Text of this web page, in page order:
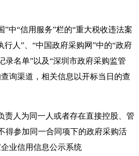
”中“信用服务”栏的“重大税收违法案
行人”、“中国政府采购网”中的“政府
录名单”以及“深圳市政府采购监管
询渠道，相关信息以开标当日的查
责人为同一人或者存在直接控股、管
得参加同一合同项下的政府采购活
业信用信息公示系统